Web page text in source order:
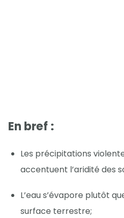
En bref :
Les précipitations
accentuent l’aridité des
L’eau s’évapore plutôt
surface terrestre;